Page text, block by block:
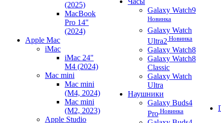
(2025)
MacBook
Pro 14"
(2024)
Apple Mac
iMac
iMac 24"
M4 (2024)
Mac mini
Mac mini
(M4, 2024)
Mac mini
(M2, 2023)
Apple Studio
Galaxy Watch9
Новинка
Galaxy Watch
Ultra2 Новинка
Galaxy Watch8
Galaxy Watch8
Classic
Galaxy Watch
Ultra
Наушники
Galaxy Buds4
Pro Новинка